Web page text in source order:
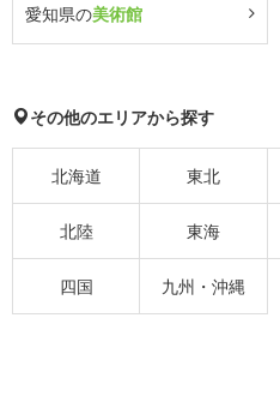
愛知県の美術館
その他のエリアから探す
北海道 東北
北陸 東海
四国 九州・沖縄